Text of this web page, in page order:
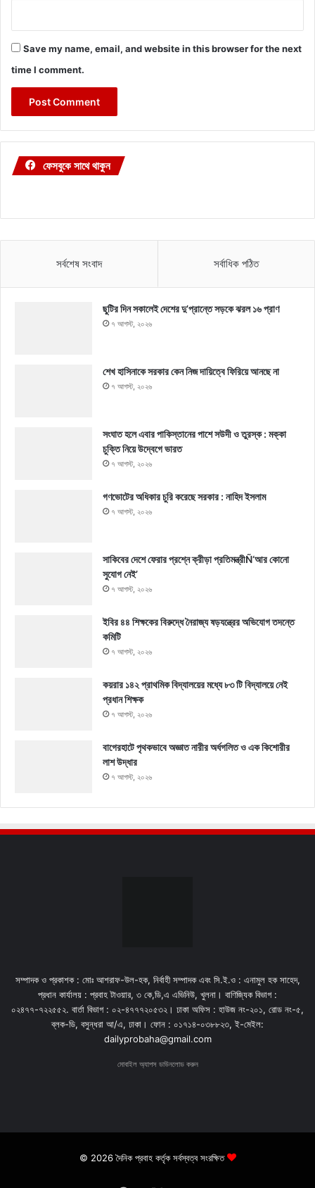
Save my name, email, and website in this browser for the next
time I comment.
ফেসবুকে সাথে থাকুন
সর্বশেষ সংবাদ সর্বাধিক পঠিত
ছুটির দিন সকালেই দেশের দু’প্রান্তে সড়কে ঝরল ১৬ প্রাণ
৭ আগস্ট, ২০২৬
শেখ হাসিনাকে সরকার কেন নিজ দায়িত্বে ফিরিয়ে আনছে না
৭ আগস্ট, ২০২৬
সংঘাত হলে এবার পাকিস্তানের পাশে সউদী ও তুরস্ক : মক্কা
চুক্তি নিয়ে উদ্বেগে ভারত
৭ আগস্ট, ২০২৬
গণভোটের অধিকার চুরি করেছে সরকার : নাহিদ ইসলাম
৭ আগস্ট, ২০২৬
সাকিবের দেশে ফেরার প্রশ্নে ক্রীড়া প্রতিমন্ত্রীÑ‘আর কোনো
সুযোগ নেই’
৭ আগস্ট, ২০২৬
ইবির ৪৪ শিক্ষকের বিরুদ্ধে নৈরাজ্য ষড়যন্ত্রের অভিযোগ তদন্তে
কমিটি
৭ আগস্ট, ২০২৬
কয়রার ১৪২ প্রাথমিক বিদ্যালয়ের মধ্যে ৮৩ টি বিদ্যালয়ে নেই
প্রধান শিক্ষক
৭ আগস্ট, ২০২৬
বাগেরহাটে পৃথকভাবে অজ্ঞাত নারীর অর্ধগলিত ও এক কিশোরীর
লাশ উদ্ধার
৭ আগস্ট, ২০২৬
সম্পাদক ও প্রকাশক : মোঃ আশরাফ-উল-হক, নির্বাহী সম্পাদক এবং সি.ই.ও : এনামুল হক সাহেদ,
প্রধান কার্যালয় : প্রবাহ টাওয়ার, ৩ কে,ডি,এ এভিনিউ, খুলনা। বাণিজ্যিক বিভাগ :
০২৪৭৭-৭২২৫৫২. বার্তা বিভাগ : ০২-৪৭৭৭২০৫৩২। ঢাকা অফিস : হাউজ নং-২০১, রোড নং-৫,
ব্লক-ডি, বসুন্ধরা আ/এ, ঢাকা। ফোন : ০১৭১৪-০৩৮৮২৩, ই-মেইল:
dailyprobaha@gmail.com
মোবাইল অ্যাপস ডাউনলোড করুন
© 2026 দৈনিক প্রবাহ কর্তৃক সর্বস্বত্ব সংরক্ষিত